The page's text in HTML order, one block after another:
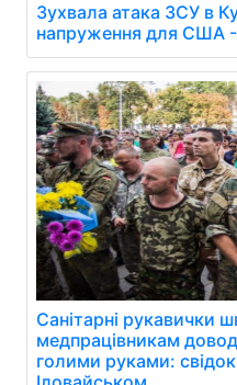
Зухвала атака ЗСУ в
напруження для США
Санітарні рукавички
медпрацівникам
голими руками: свідок